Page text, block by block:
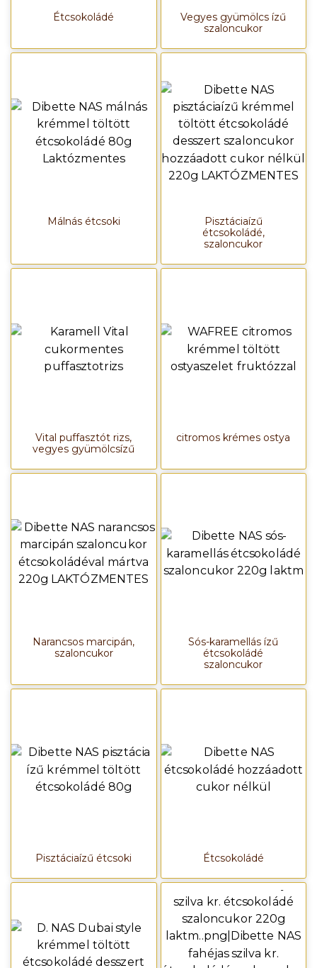
Étcsokoládé
Vegyes gyümölcs ízű
szaloncukor
Málnás étcsoki
Pisztáciaízű
étcsokoládé,
szaloncukor
Vital puffasztót rizs,
vegyes gyümölcsízű
citromos krémes ostya
Narancsos marcipán,
szaloncukor
Sós-karamellás ízű
étcsokoládé
szaloncukor
Pisztáciaízű étcsoki Étcsokoládé